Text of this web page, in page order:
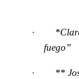
·
fuego”
· **